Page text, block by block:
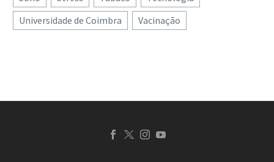
promete o ditado
popular, dá saúde e faz
Universidade de Coimbra
Vacinação